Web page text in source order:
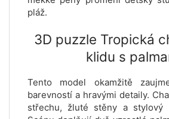
pláž.
3D puzzle Tropická
klidu s
Tento model okamžitě
barevností a hravými detaily.
střechu, žluté stěny a stylový